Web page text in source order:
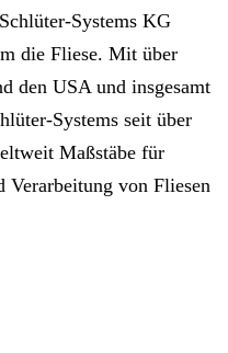
Systems KG
die Fliese. Mit über
den USA und insgesamt
Systems seit über
Maßstäbe für
Verarbeitung von Fliesen